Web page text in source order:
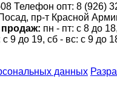
Телефон опт: 8 (926)
пр-т Красной
пн - пт: с 8 до
с 9 до 19, сб - вс: с 9 до
данных